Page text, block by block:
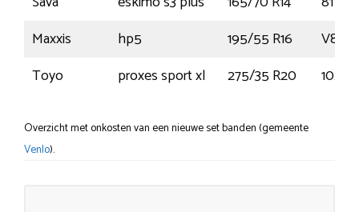
Maxxis
hp5 195/55 R16
V87
Toyo
proxes sport xl 275/35 R20 102Y
Overzicht met onkosten van een nieuwe set banden (gemeente
Venlo).